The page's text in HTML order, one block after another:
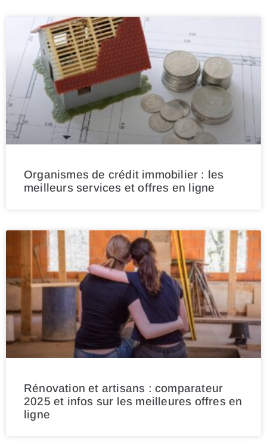
Organismes de crédit immobilier : les
meilleurs services et offres en ligne
Rénovation et artisans : comparateur
2025 et infos sur les meilleures offres en
ligne